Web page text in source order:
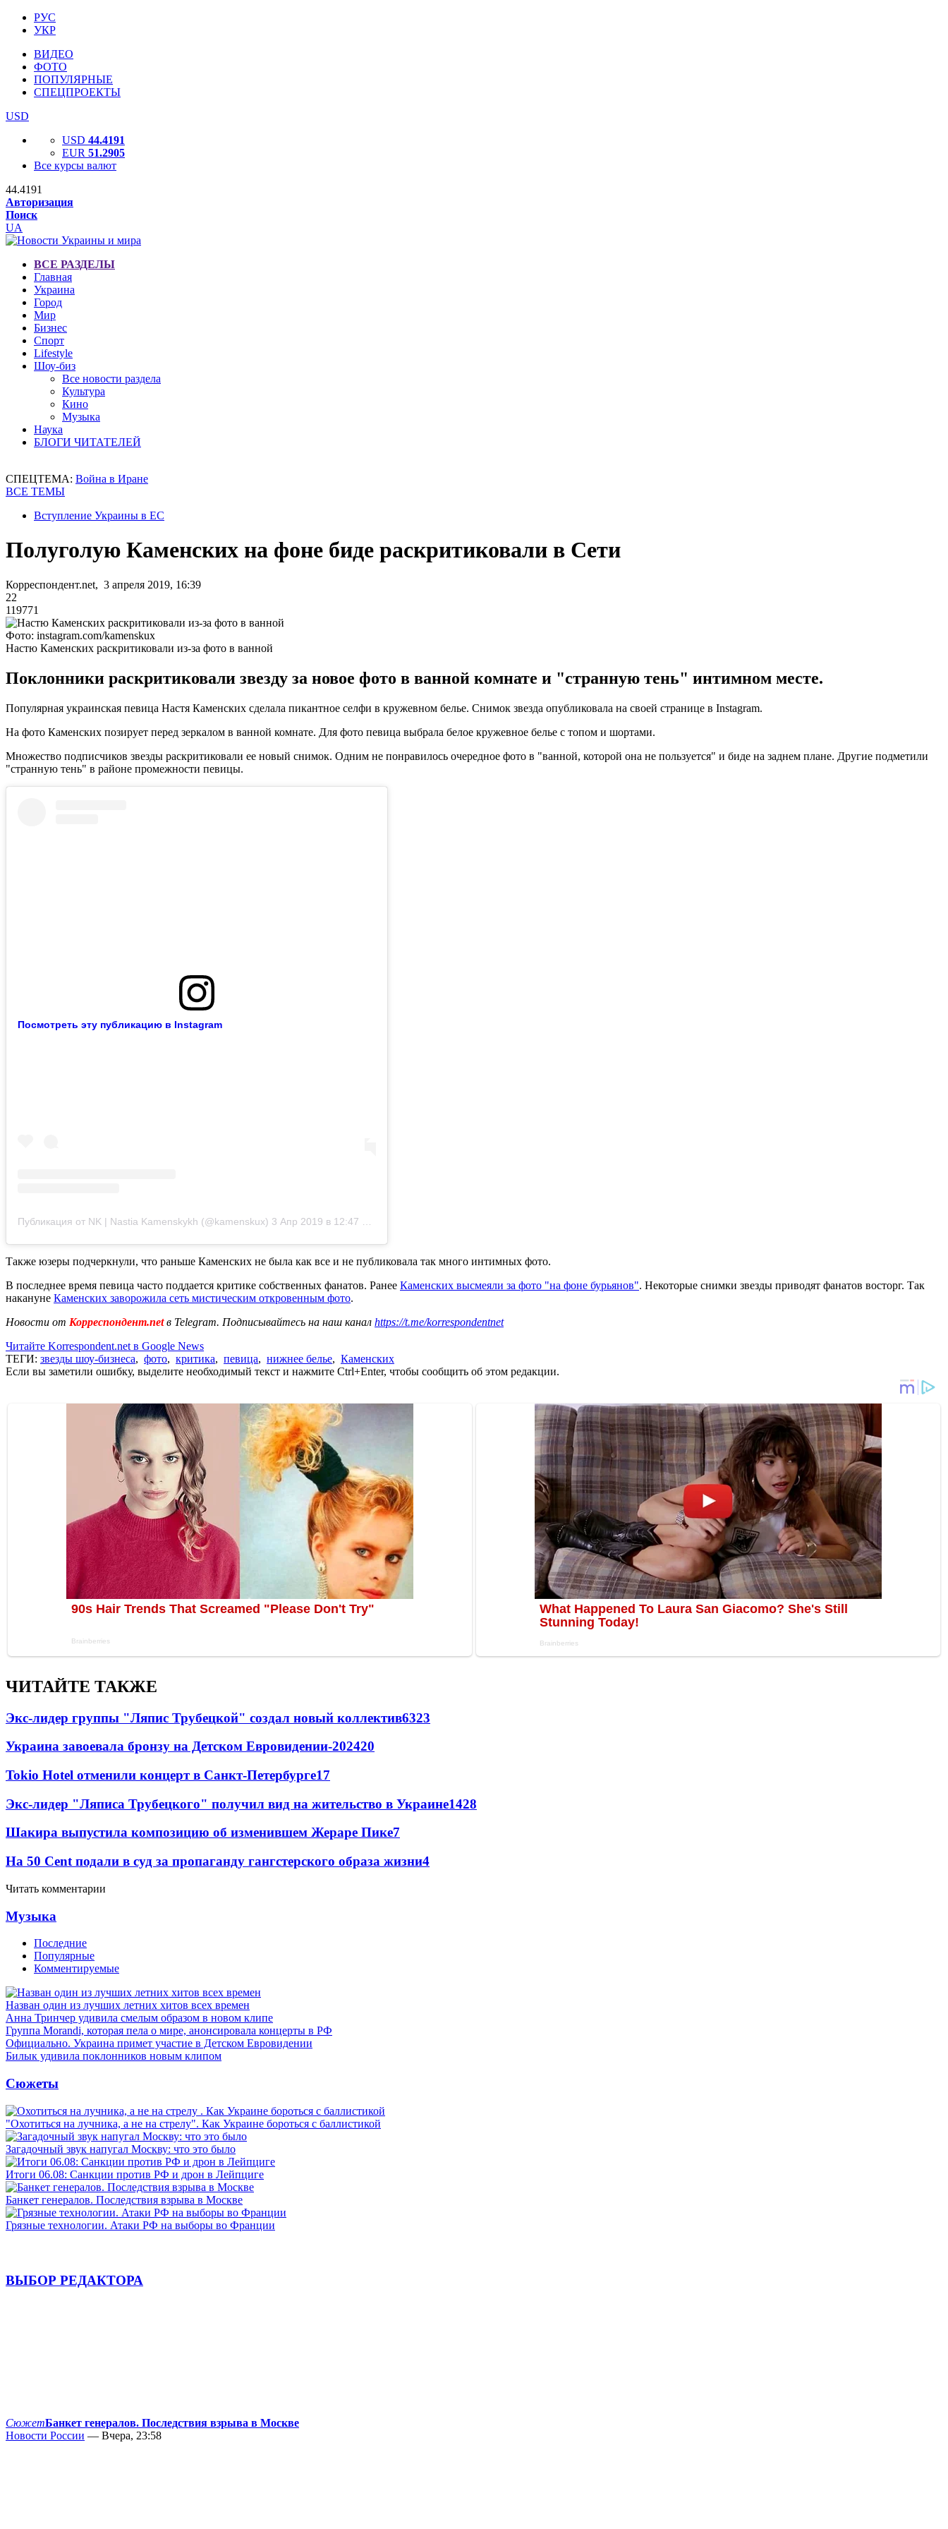
РУС
УКР
ВИДЕО
ФОТО
ПОПУЛЯРНЫЕ
СПЕЦПРОЕКТЫ
USD
USD 44.4191
EUR 51.2905
Все курсы валют
44.4191
Авторизация
Поиск
UA
ВСЕ РАЗДЕЛЫ
Главная
Украина
Город
Мир
Бизнес
Спорт
Lifestyle
Шоу-биз
Все новости раздела
Культура
Кино
Музыка
Наука
БЛОГИ ЧИТАТЕЛЕЙ
СПЕЦТЕМА: Война в Иране
ВСЕ ТЕМЫ
Вступление Украины в ЕС
Полуголую Каменских на фоне биде раскритиковали в Сети
Корреспондент.net, 3 апреля 2019, 16:39
22
119771
Фото: instagram.com/kamenskux
Настю Каменских раскритиковали из-за фото в ванной
Поклонники раскритиковали звезду за новое фото в ванной комнате и "странную тень" интимном месте.
Популярная украинская певица Настя Каменских сделала пикантное селфи в кружевном белье. Снимок звезда опубликовала на своей странице в Instagram.
На фото Каменских позирует перед зеркалом в ванной комнате. Для фото певица выбрала белое кружевное белье с топом и шортами.
Множество подписчиков звезды раскритиковали ее новый снимок. Одним не понравилось очередное фото в "ванной, которой она не пользуется" и биде на заднем плане. Другие подметили
"странную тень" в районе промежности певицы.
Посмотреть эту публикацию в Instagram
Публикация от NK | Nastia Kamenskykh (@kamenskux) 3 Апр 2019 в 12:47 PDT
Также юзеры подчеркнули, что раньше Каменских не была как все и не публиковала так много интимных фото.
В последнее время певица часто поддается критике собственных фанатов. Ранее Каменских высмеяли за фото "на фоне бурьянов". Некоторые снимки звезды приводят фанатов восторг. Так
накануне Каменских заворожила сеть мистическим откровенным фото.
Новости от Корреспондент.netв Telegram. Подписывайтесь на наш канал https://t.me/korrespondentnet
Читайте Korrespondent.net в Google News
ТЕГИ: звезды шоу-бизнеса, фото, критика, певица, нижнее белье, Каменских
Если вы заметили ошибку, выделите необходимый текст и нажмите Ctrl+Enter, чтобы сообщить об этом редакции.
ЧИТАЙТЕ ТАКЖЕ
Экс-лидер группы "Ляпис Трубецкой" создал новый коллектив6323
Украина завоевала бронзу на Детском Евровидении-202420
Tokio Hotel отменили концерт в Санкт-Петербурге17
Экс-лидер "Ляписа Трубецкого" получил вид на жительство в Украине1428
Шакира выпустила композицию об изменившем Жераре Пике7
На 50 Cent подали в суд за пропаганду гангстерского образа жизни4
Читать комментарии
Музыка
Последние
Популярные
Комментируемые
Назван один из лучших летних хитов всех времен
Анна Тринчер удивила смелым образом в новом клипе
Группа Morandi, которая пела о мире, анонсировала концерты в РФ
Официально. Украина примет участие в Детском Евровидении
Билык удивила поклонников новым клипом
Сюжеты
"Охотиться на лучника, а не на стрелу". Как Украине бороться с баллистикой
Загадочный звук напугал Москву: что это было
Итоги 06.08: Санкции против РФ и дрон в Лейпциге
Банкет генералов. Последствия взрыва в Москве
Грязные технологии. Атаки РФ на выборы во Франции
ВЫБОР РЕДАКТОРА
СюжетБанкет генералов. Последствия взрыва в Москве
Новости России — Вчера, 23:58